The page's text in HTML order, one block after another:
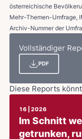
österreichische
Mehr-Themen-Umfrage,
Archiv-Nummer der
Vollständiger
PDF
Diese Reports
16 | 2026
Im Schnitt
getrunken,